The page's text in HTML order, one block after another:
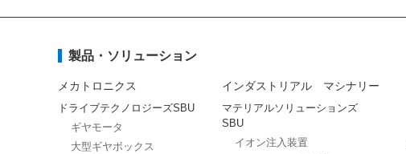
製品・ソリューション
メカトロニクス
ドライブテクノロジーズSBU
ギヤモータ
大型ギヤボックス
インダストリアル マシナリー
マテリアルソリューションズ
SBU
イオン注入装置